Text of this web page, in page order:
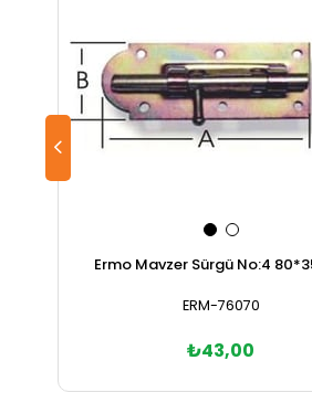
Ermo Mavzer Sürgü No:4
ERM-76070
₺43,00